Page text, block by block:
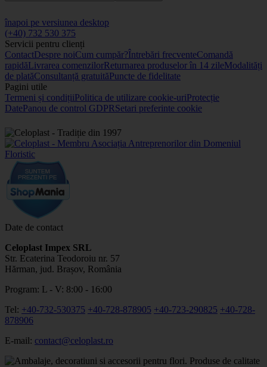
înapoi pe versiunea desktop
(+40) 732 530 375
Servicii pentru clienți
ContactDespre noiCum cumpăr?Întrebări frecventeComandă
rapidăLivrarea comenzilorReturnarea produselor în 14 zileModalități
de platăConsultanță gratuităPuncte de fidelitate
Pagini utile
Termeni și condițiiPolitica de utilizare cookie-uriProtecție
DatePanou de control GDPRSetari preferinte cookie
Date de contact
Celoplast Impex SRL
Str. Ecaterina Teodoroiu nr. 57
Hărman, jud. Brașov, România
Program: L - V: 8:00 - 16:00
Tel: +40-732-530375 +40-728-878905 +40-723-290825 +40-728-
878906
E-mail: contact@celoplast.ro